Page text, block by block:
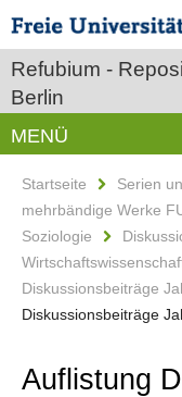
Refubium -
Berlin
MENÜ
Startseite Serien
mehrbändige Werke
Soziologie
Diskussionsbeiträge
Diskussionsbeiträge
Auflistung